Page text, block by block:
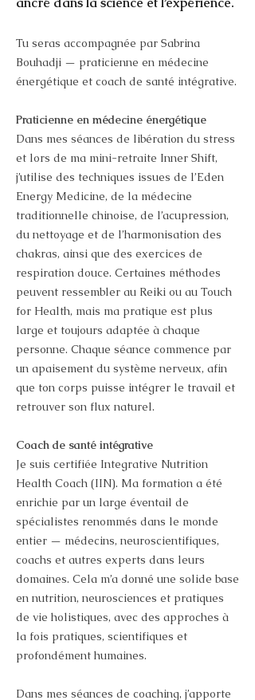
Tu seras accompagnée par Sabrina
Bouhadji — praticienne en médecine
énergétique et coach de santé intégrative.
Praticienne en médecine énergétique
Dans mes séances de libération du stress
et lors de ma mini-retraite Inner Shift,
j’utilise des techniques issues de l’Eden
Energy Medicine, de la médecine
traditionnelle chinoise, de l’acupression,
du nettoyage et de l’harmonisation des
chakras, ainsi que des exercices de
respiration douce. Certaines méthodes
peuvent ressembler au Reiki ou au Touch
for Health, mais ma pratique est plus
large et toujours adaptée à chaque
personne. Chaque séance commence par
un apaisement du système nerveux, afin
que ton corps puisse intégrer le travail et
retrouver son flux naturel.
Coach de santé intégrative
Je suis certifiée Integrative Nutrition
Health Coach (IIN). Ma formation a été
enrichie par un large éventail de
spécialistes renommés dans le monde
entier — médecins, neuroscientifiques,
coachs et autres experts dans leurs
domaines. Cela m’a donné une solide base
en nutrition, neurosciences et pratiques
de vie holistiques, avec des approches à
la fois pratiques, scientifiques et
profondément humaines.
Dans mes séances de coaching, j’apporte